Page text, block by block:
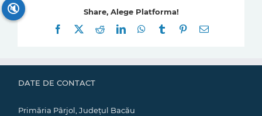
Share, Alege Platforma!
Facebook
RedditLinkedInWhatsApp
Tumblr Pinterest
E-
DATE DE CONTACT
Primăria Pârjol, Județul Bacău
🔇